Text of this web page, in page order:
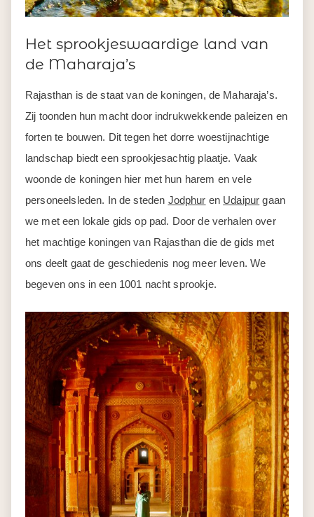
Het sprookjeswaardige land van
de Maharaja’s
Rajasthan is de staat van de koningen, de Maharaja’s.
Zij toonden hun macht door indrukwekkende paleizen en
forten te bouwen. Dit tegen het dorre woestijnachtige
landschap biedt een sprookjesachtig plaatje. Vaak
woonde de koningen hier met hun harem en vele
personeelsleden. In de steden Jodphur en Udaipur gaan
we met een lokale gids op pad. Door de verhalen over
het machtige koningen van Rajasthan die de gids met
ons deelt gaat de geschiedenis nog meer leven. We
begeven ons in een 1001 nacht sprookje.